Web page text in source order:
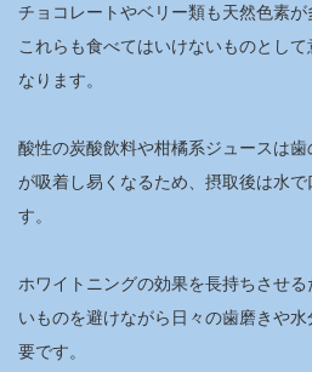
チョコレートやベリー類も天然色素が
これらも食べてはいけないものとし
なります。
酸性の炭酸飲料や柑橘系ジュースは
が吸着し易くなるため、摂取後は水
す。
ホワイトニングの効果を長持ちさせ
いものを避けながら日々の歯磨きや
要です。